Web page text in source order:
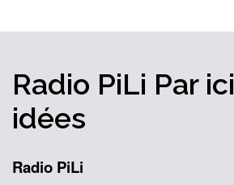
Radio PiLi Par ici
idées
Radio PiLi